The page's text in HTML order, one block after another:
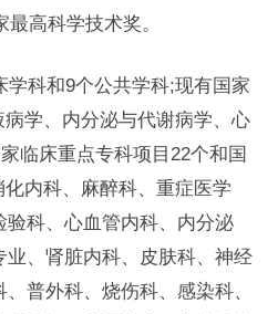
高科学技术奖。
科和9个公共学科;现有国家
学、内分泌与代谢病学、心
临床重点专科项目22个和国
内科、麻醉科、重症医学
科、心血管内科、内分泌
、肾脏内科、皮肤科、神经
普外科、烧伤科、感染科、